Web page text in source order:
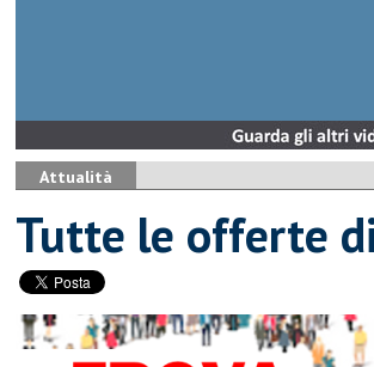
Attualità
​Tutte le offerte